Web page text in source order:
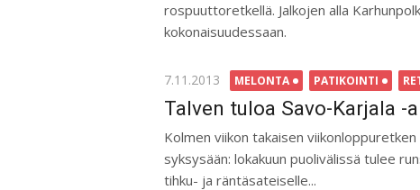
rospuuttoretkellä. Jalkojen alla
kokonaisuudessaan.
Posted
on
7.11.2013 MELONTA PATIKOINTI
Talven tuloa Savo-Karjala -
Kolmen viikon takaisen
syksysään: lokakuun puolivälissä tulee
tihku- ja räntäsateiselle...